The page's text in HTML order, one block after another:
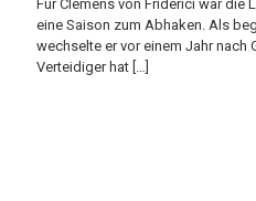
Für Clemens von Friderici war die
eine Saison zum Abhaken. Als
wechselte er vor einem Jahr nach
Verteidiger hat […]